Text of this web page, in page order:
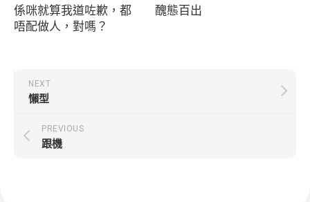
係咪就算我道咗歉，都
唔配做人，對嗎？
醜態百出
NEXT
懶型
PREVIOUS
跟機